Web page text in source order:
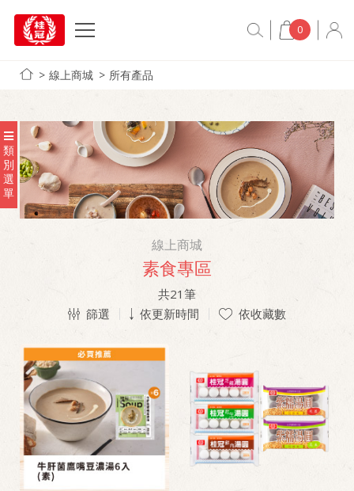
0
線上商城 所有產品
類
別
選
單
線上商城
素食專區
共21 筆
篩選
依更新時間 依收藏數